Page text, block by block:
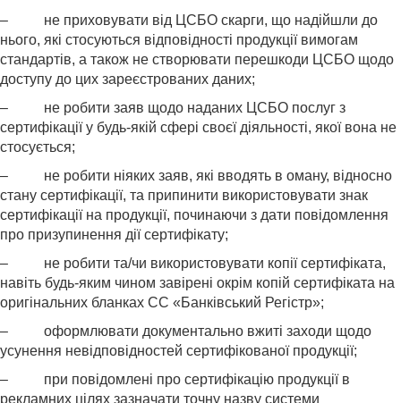
– не приховувати від ЦСБО скарги, що надійшли до
нього, які стосуються відповідності продукції вимогам
стандартів, а також не створювати перешкоди ЦСБО щодо
доступу до цих зареєстрованих даних;
– не робити заяв щодо наданих ЦСБО послуг з
сертифікації у будь-якій сфері своєї діяльності, якої вона не
стосується;
– не робити ніяких заяв, які вводять в оману, відносно
стану сертифікації, та припинити використовувати знак
сертифікації на продукції, починаючи з дати повідомлення
про призупинення дії сертифікату;
– не робити та/чи використовувати копії сертифіката,
навіть будь-яким чином завірені окрім копій сертифіката на
оригінальних бланках СС «Банківський Регістр»;
– оформлювати документально вжиті заходи щодо
усунення невідповідностей сертифікованої продукції;
– при повідомлені про сертифікацію продукції в
рекламних цілях зазначати точну назву системи